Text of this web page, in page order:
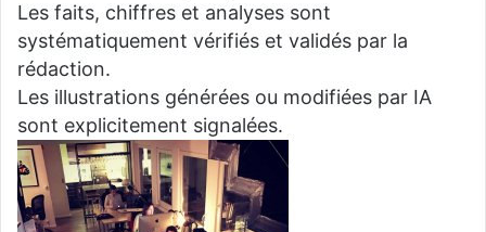
Les faits, chiffres et analyses sont
systématiquement vérifiés et validés par la
rédaction.
Les illustrations générées ou modifiées par IA
sont explicitement signalées.